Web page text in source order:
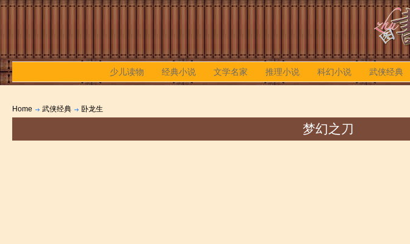
少儿读物 经典小说 文学名家 推理小说 科幻小说 武侠经典
Home 武侠经典 卧龙生
梦幻之刀